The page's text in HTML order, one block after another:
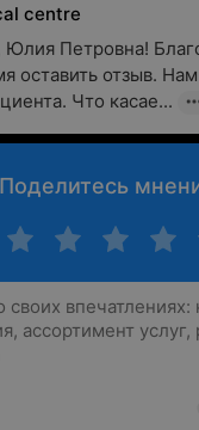
centre
Петровна!
оставить отзыв.
Что касае...
Поделитесь